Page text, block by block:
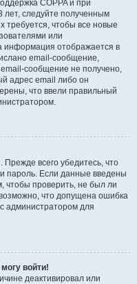
COPPA и при
лет, следуйте полученным
требуется, чтобы все новые
или
информация отображается в
email-сообщение,
сообщение не получено,
адрес email либо он
что ввели правильный
всего убедитесь, что
пароль. Если данные введены
чтобы проверить, не был ли
что допущена ошибка
администратором для
войти!
деактивировал или